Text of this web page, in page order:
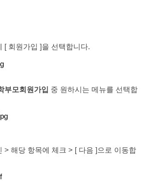
[ 회원가입 ]을 선택합니다.
부모회원가입 중 원하시는 메뉴를 선택합
> 해당 항목에 체크 > [ 다음 ]으로 이동합